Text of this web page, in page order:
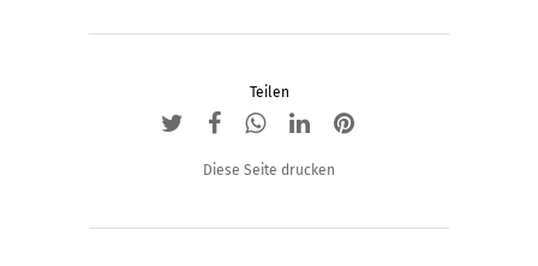
Teilen
Diese Seite drucken